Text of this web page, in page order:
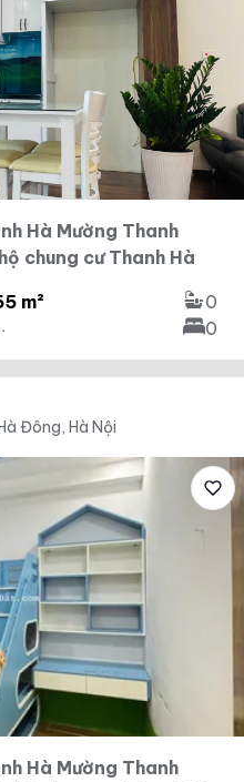
Hà Mường Thanh
chung cư Thanh Hà
m²
0
0
Đông, Hà Nội
Hà Mường Thanh